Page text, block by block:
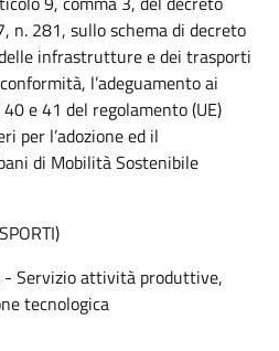
n. 281, sullo schema di decreto
infrastrutture e dei trasporti
l’adeguamento ai
e 41 del regolamento (UE)
per l’adozione ed il
di Mobilità Sostenibile
Servizio attività produttive,
tecnologica